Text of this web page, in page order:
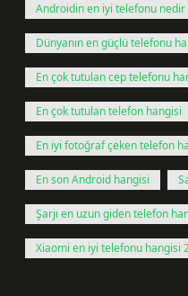
Androidin en iyi telefonu nedir
Dünyanın en güçlü telefonu
En çok tutulan cep telefonu
En çok tutulan telefon hangisi
En iyi fotoğraf çeken telefon
En son Android hangisi
Şarjı en uzun giden telefon
Xiaomi en iyi telefonu hangisi